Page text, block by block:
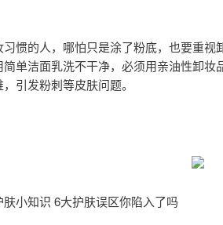
习惯的人，哪怕只是涂了粉底，也要重
简单洁面乳洗不干净，必须用亲油性卸
引发粉刺等皮肤问题。
肤小知识 6大护肤误区你陷入了吗